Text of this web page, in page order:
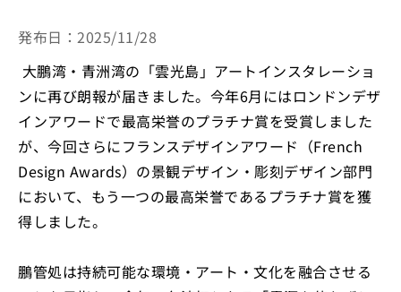
発布日：2025/11/28
大鵬湾・青洲湾の「雲光島」アートインスタレーショ
ンに再び朗報が届きました。今年6月にはロンドンデザ
インアワードで最高栄誉のプラチナ賞を受賞しました
が、今回さらにフランスデザインアワード（French
Design Awards）の景観デザイン・彫刻デザイン部門
において、もう一つの最高栄誉であるプラチナ賞を獲
得しました。
鵬管処は持続可能な環境・アート・文化を融合させる